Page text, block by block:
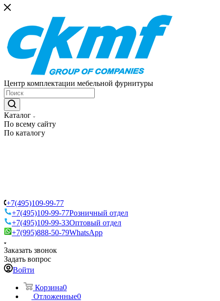
Центр комплектации мебельной фурнитуры
Каталог
По всему сайту
По каталогу
+7(495)109-99-77
+7(495)109-99-77Розничный отдел
+7(495)109-99-33Оптовый отдел
+7(995)888-50-79WhatsApp
Заказать звонок
Задать вопрос
Войти
Корзина0
Отложенные0